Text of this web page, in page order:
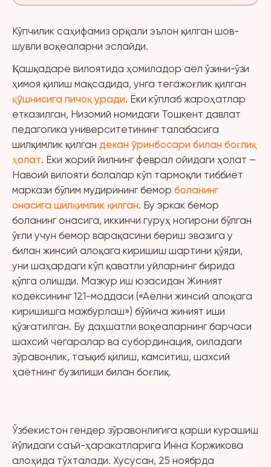
Кўпчилик саҳифамиз орқали эълон қилган шов-
шувли воқеаларни эслайди.
Қашқадарё вилоятида ҳомиладор аёл ўзини-ўзи
ҳимоя қилиш мақсадида, унга тегажоғлик қилган
қўшнисига пичоқ уради. Ёки кўплаб жароҳатлар
етказилган, Низомий номидаги Тошкент давлат
педагогика университетининг талабасига
шилқимлик қилган декан ўринбосари билан боғлиқ
ҳолат. Ёки жорий йилнинг феврал ойидаги ҳолат –
Навоий вилояти болалар кўп тармоқли тиббиёт
маркази бўлим мудирининг бемор боланинг
онасига шилқимлик қилган. Бу эркак бемор
боланинг онасига, иккинчи гуруҳ ногирони бўлган
ўғли учун бемор варақасини бериш эвазига у
билан жинсий алоқага киришиш шартини қўяди,
уни шаҳардаги кўп қаватли уйларнинг бирида
қўлга олишди. Мазкур иш юзасидан Жиният
кодексининг 121-моддаси («Аёлни жинсий алоқага
киришишга мажбурлаш») бўйича жиният иши
қўзғатилган. Бу даҳшатли воқеаларнинг барчаси
шахсий чегаралар ва субординация, оиладаги
зўравонлик, таъқиб қилиш, камситиш, шахсий
ҳаётнинг бузилиши билан боғлиқ.
Ўзбекистон гендер зўравонлигига қарши курашиш
йўлидаги саъй-ҳаракатларига Инна Коржикова
алоҳида тўхталади. Хусусан, 25 ноябрда